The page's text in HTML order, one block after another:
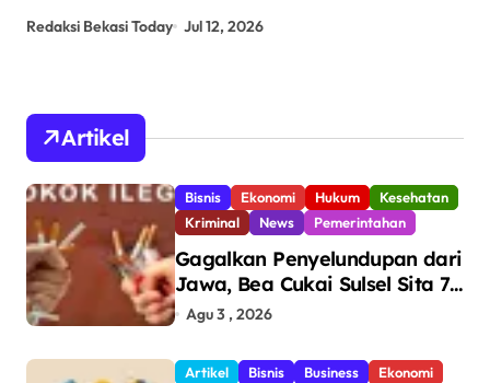
Redaksi Bekasi Today Jul 12, 2026
Artikel
Bisnis Ekonomi Hukum
Kesehatan
Kriminal
News Pemerintahan
Gagalkan Penyelundupan dari
Jawa, Bea Cukai Sulsel Sita 7,8
Juta Batang Rokok Ilegal
Makassar
Agu 3 , 2026
Artikel Bisnis Business
Ekonomi